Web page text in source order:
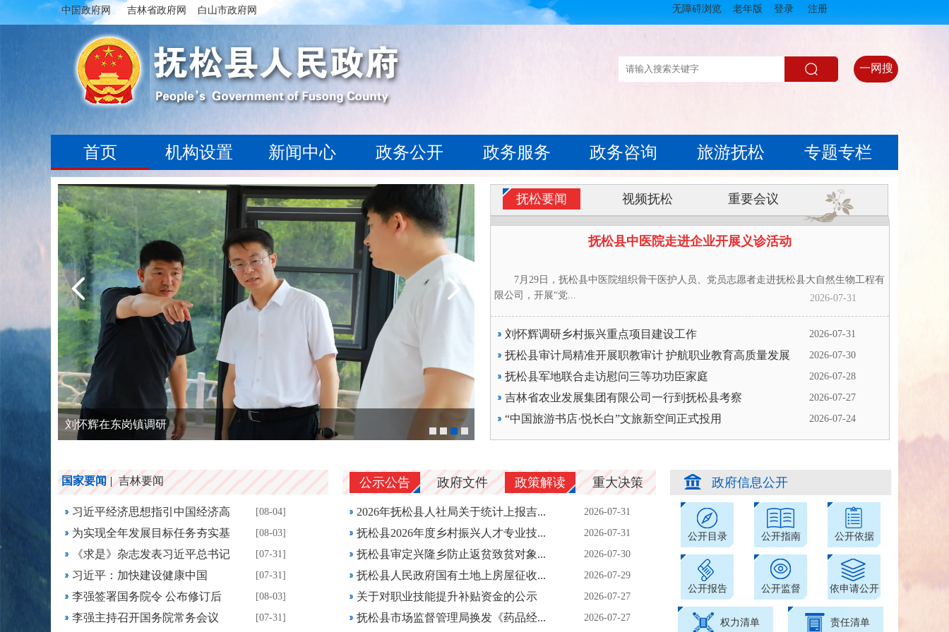
中国政府网 吉林省政府网 白山市政府网 无障碍浏览 老年版 登录 注册
一网搜
首页 机构设置 新闻中心 政务公开 政务服务 政务咨询 旅游抚松 专题专栏
刘怀辉在东岗镇调研 向辉在抚松县调研矿泉和人参产业发展情况
抚松要闻 视频抚松 重要会议
抚松县中医院走进企业开展义诊活动
7月29日，抚松县中医院组织骨干医护人员、党员志愿者走进抚松县大自然生物工程有
限公司，开展“党...
2026-07-31
刘怀辉调研乡村振兴重点项目建设工作 2026-07-31
抚松县审计局精准开展职教审计 护航职业教育高质量发展 2026-07-30
抚松县军地联合走访慰问三等功功臣家庭 2026-07-28
吉林省农业发展集团有限公司一行到抚松县考察 2026-07-27
“中国旅游书店·悦长白”文旅新空间正式投用 2026-07-24
国家要闻 | 吉林要闻
习近平经济思想指引中国经济高 [08-04]
为实现全年发展目标任务夯实基 [08-03]
《求是》杂志发表习近平总书记 [07-31]
习近平：加快建设健康中国 [07-31]
李强签署国务院令 公布修订后 [08-03]
李强主持召开国务院常务会议 [07-31]
公示公告 政府文件 政策解读 重大决策
2026年抚松县人社局关于统计上报吉... 2026-07-31
抚松县2026年度乡村振兴人才专业技... 2026-07-31
抚松县审定兴隆乡防止返贫致贫对象... 2026-07-30
抚松县人民政府国有土地上房屋征收... 2026-07-29
关于对职业技能提升补贴资金的公示 2026-07-27
抚松县市场监督管理局换发《药品经... 2026-07-27
政府信息公开
公开目录 公开指南 公开依据
公开报告 公开监督 依申请公开
权力清单 责任清单